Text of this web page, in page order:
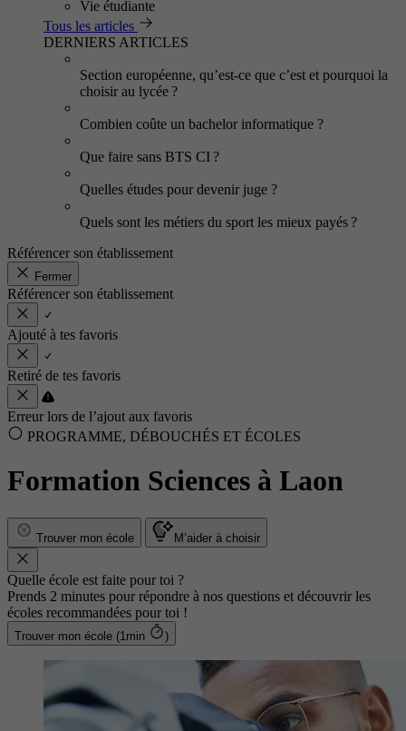
Vie étudiante
Tous les articles
DERNIERS ARTICLES
Section européenne, qu’est-ce que c’est et pourquoi la
choisir au lycée ?
Combien coûte un bachelor informatique ?
Que faire sans BTS CI ?
Quelles études pour devenir juge ?
Quels sont les métiers du sport les mieux payés ?
Référencer son établissement
Fermer
Référencer son établissement
Ajouté à tes favoris
Retiré de tes favoris
Erreur lors de l’ajout aux favoris
PROGRAMME, DÉBOUCHÉS ET ÉCOLES
Formation Sciences à Laon
Trouver mon école M’aider à choisir
Quelle école est faite pour toi ?
Prends 2 minutes pour répondre à nos questions et découvrir les
écoles recommandées pour toi !
Trouver mon école (1min )